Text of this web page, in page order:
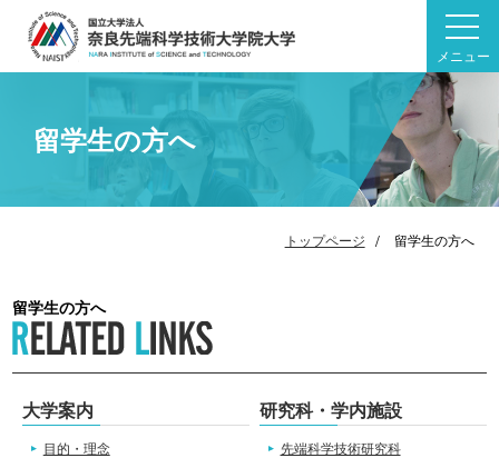
メニュー
留学生の方へ
トップページ 留学生の方へ
留学生の方へ
大学案内
目的・理念
研究科・学内施設
先端科学技術研究科